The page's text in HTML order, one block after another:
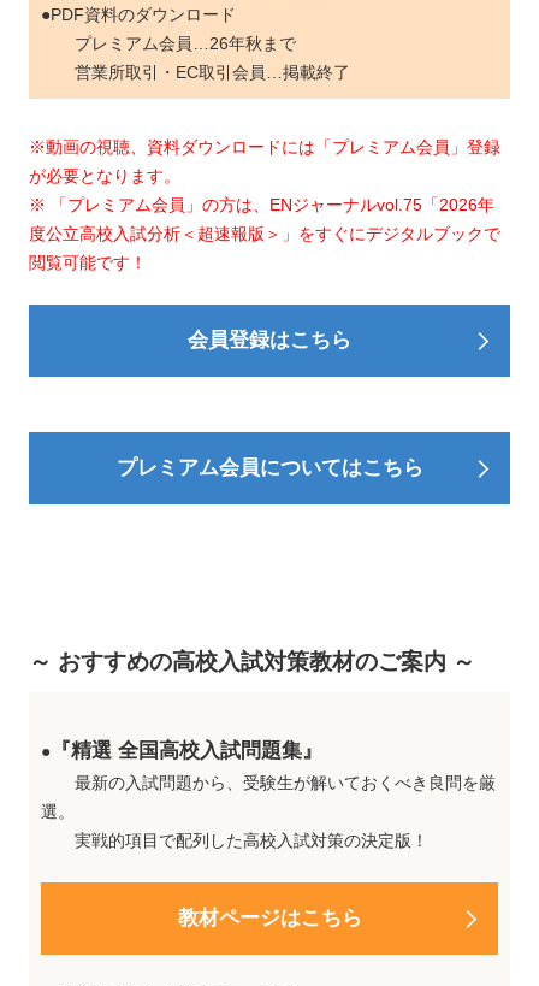
●PDF資料のダウンロード
プレミアム会員…26年秋まで
営業所取引・EC取引会員…掲載終了
※動画の視聴、資料ダウンロードには「プレミアム会員」登録
が必要となります。
※ 「プレミアム会員」の方は、ENジャーナルvol.75「2026年
度公立高校入試分析＜超速報版＞」をすぐにデジタルブックで
閲覧可能です！
会員登録はこちら
プレミアム会員についてはこちら
～ おすすめの高校入試対策教材のご案内 ～
●『精選 全国高校入試問題集』
最新の入試問題から、受験生が解いておくべき良問を厳
選。
実戦的項目で配列した高校入試対策の決定版！
教材ページはこちら